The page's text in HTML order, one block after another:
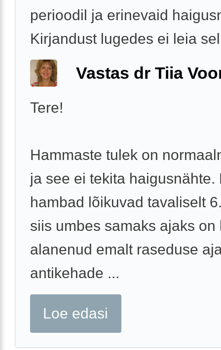
perioodil ja erinevaid
Kirjandust lugedes ei leia
Vastas dr Tiia
Tere!
Hammaste tulek on
ja see ei tekita haigusnähte.
hambad lõikuvad tavaliselt
siis umbes samaks ajaks on
alanenud emalt raseduse
antikehade ...
Loe edasi